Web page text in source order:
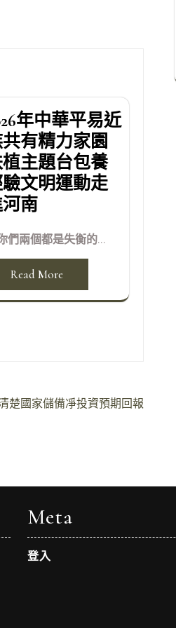
年中華平易近
有精力家園
主題台包養
文明運動走
南
你們兩個都是失衡的...
Read More
楚國家儲備凈投資預期回報
Meta
登入